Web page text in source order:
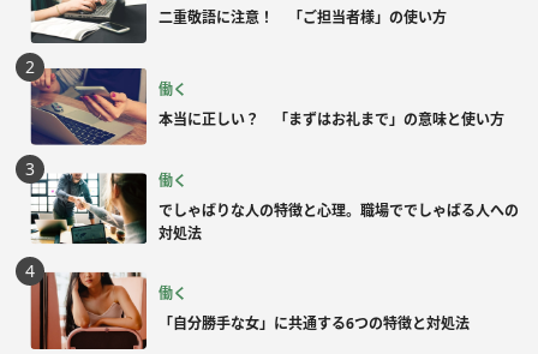
二重敬語に注意！ 「ご担当者様」の使い方
働く
本当に正しい？ 「まずはお礼まで」の意味と使い方
働く
でしゃばりな人の特徴と心理。職場ででしゃばる人への
対処法
働く
「自分勝手な女」に共通する6つの特徴と対処法